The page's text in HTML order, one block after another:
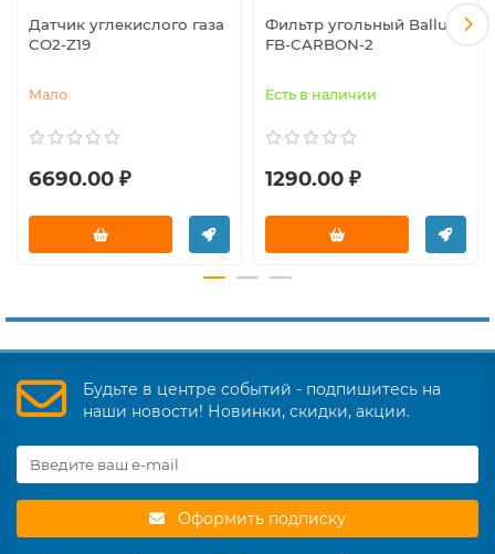
Датчик углекислого газа
CO2-Z19
Мало
6690.00 ₽
Фильтр угольный Ballu
FB-CARBON-2
Есть в наличии
1290.00 ₽
Будьте в центре событий - подпишитесь на
наши новости! Новинки, скидки, акции.
Оформить подписку